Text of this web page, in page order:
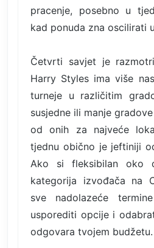
pracenje, posebno u
kad ponuda zna oscilirati
Četvrti savjet je
Harry Styles ima više
turneje u različitim
susjedne ili manje
od onih za najveće
tjednu obično je jeftiniji
Ako si fleksibilan oko
kategorija izvođača na
sve nadolazeće
usporediti opcije i
odgovara tvojem budžetu.